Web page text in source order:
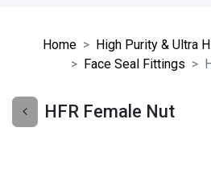
Home
High Purity & Ultra
Face Seal Fittings
HFR Female Nut